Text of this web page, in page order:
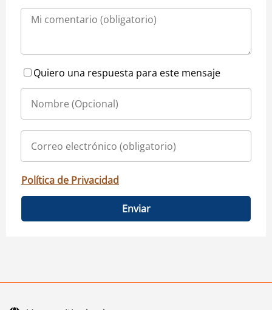
Quiero una respuesta para este mensaje
Política de Privacidad
Enviar